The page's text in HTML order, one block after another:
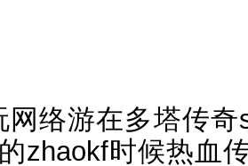
网络游在多塔传
zhaokf时候热血